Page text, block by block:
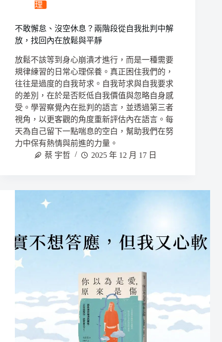
理
不敢懈怠、沒空休息？兩階段從自我批判中解
放，找回內在放鬆與平靜
放鬆不該等到身心崩潰才進行，而是一種需要
規律練習的日常心理保養。真正困住我們的，
往往是過度的自我苛求。自我苛求與自我要求
的差別，在於是否貶低自我價值與忽略自身感
受。學習察覺內在批判的語言，並透過第三者
視角，以更客觀的角度重新評估內在語言。每
天為自己留下一點喘息的空白，幫助我們在努
力中保有熱情與前進的力量。
蔡 宇哲
2025 年 12 月 17 日